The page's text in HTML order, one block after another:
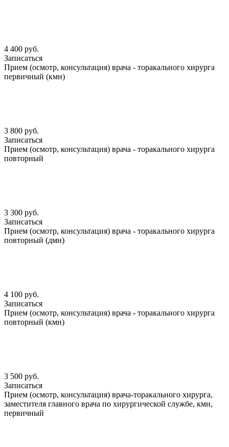
4 400 руб.
Записаться
Прием (осмотр, консультация) врача - торакального хирурга
первичный (кмн)
3 800 руб.
Записаться
Прием (осмотр, консультация) врача - торакального хирурга
повторный
3 300 руб.
Записаться
Прием (осмотр, консультация) врача - торакального хирурга
повторный (дмн)
4 100 руб.
Записаться
Прием (осмотр, консультация) врача - торакального хирурга
повторный (кмн)
3 500 руб.
Записаться
Прием (осмотр, консультация) врача-торакального хирурга,
заместителя главного врача по хирургической службе, кмн,
первичный